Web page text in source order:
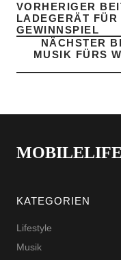
VORHERIGER
LADEGERÄT
GEWINNSPIEL
NÄCHSTER
MUSIK FÜRS
KATEGORIEN
Lifestyle
Musik